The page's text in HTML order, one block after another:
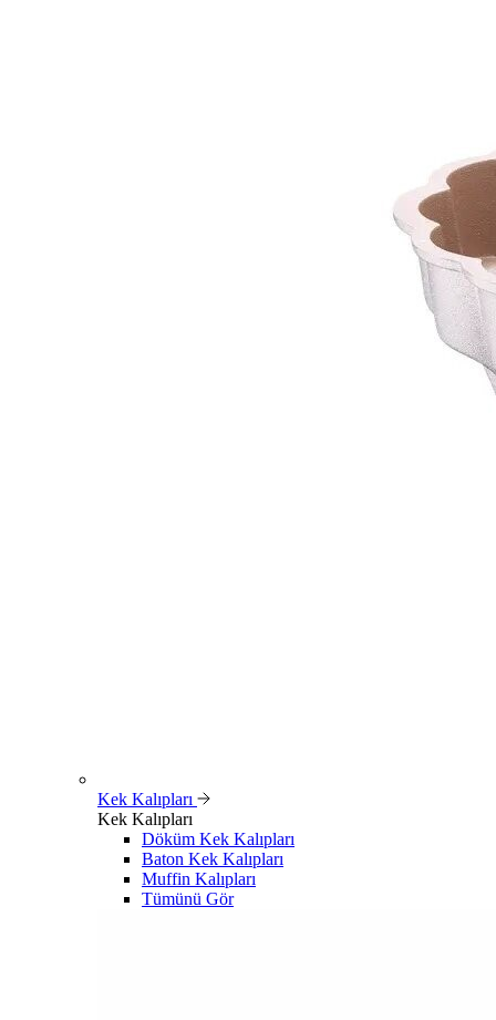
Kek Kalıpları
Kek Kalıpları
Döküm Kek Kalıpları
Baton Kek Kalıpları
Muffin Kalıpları
Tümünü Gör